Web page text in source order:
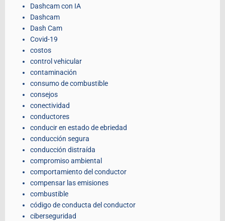
Dashcam con IA
Dashcam
Dash Cam
Covid-19
costos
control vehicular
contaminación
consumo de combustible
consejos
conectividad
conductores
conducir en estado de ebriedad
conducción segura
conducción distraída
compromiso ambiental
comportamiento del conductor
compensar las emisiones
combustible
código de conducta del conductor
ciberseguridad